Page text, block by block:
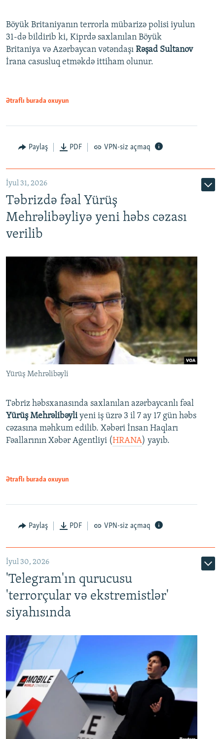
Böyük Britaniyanın terrorla mübarizə polisi iyulun
31-də bildirib ki, Kiprdə saxlanılan Böyük
Britaniya və Azərbaycan vətəndaşı Rəşad Sultanov
İrana casusluq etməkdə ittiham olunur.
Ətraflı burada oxuyun
Paylaş PDF VPN-siz açmaq
İyul 31, 2026
Təbrizdə fəal Yürüş
Mehrəlibəyliyə yeni həbs cəzası
verilib
Yürüş Mehrəlibəyli
Təbriz həbsxanasında saxlanılan azərbaycanlı fəal
Yürüş Mehrəlibəyliyeni iş üzrə 3 il 7 ay 17 gün həbs
cəzasına məhkum edilib. Xəbəri İnsan Haqları
Fəallarının Xəbər Agentliyi (HRANA) yayıb.
Ətraflı burada oxuyun
Paylaş PDF VPN-siz açmaq
İyul 30, 2026
'Telegram'ın qurucusu
'terrorçular və ekstremistlər'
siyahısında